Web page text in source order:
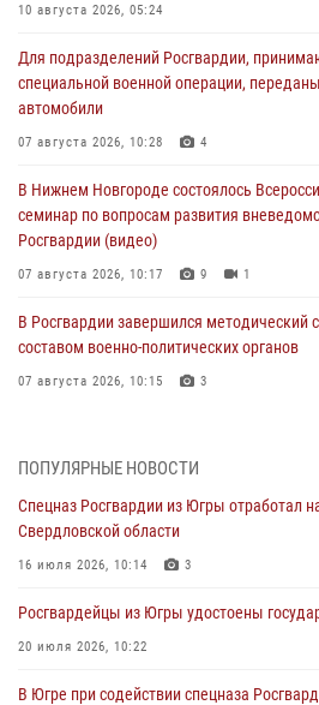
10 августа 2026, 05:24
Для подразделений Росгвардии,
специальной военной операции,
автомобили
07 августа 2026, 10:28 4
В Нижнем Новгороде состоялось
семинар по вопросам развития
Росгвардии (видео)
07 августа 2026, 10:17 9 1
В Росгвардии завершился методический
составом военно-политических органов
07 августа 2026, 10:15 3
Генерал-полковник Олег Плохой
организационно-штатных подразделений
07 августа 2026, 06:02
методами работы Росгвардии в Москве
ПОПУЛЯРНЫЕ НОВОСТИ
Спецназ Росгвардии из Югры отработал
Свердловской области
16 июля 2026, 10:14 3
Росгвардейцы из Югры удостоены
20 июля 2026, 10:22
В Югре при содействии спецназа